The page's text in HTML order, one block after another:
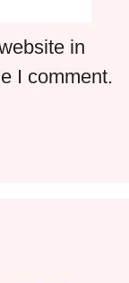
in
I comment.